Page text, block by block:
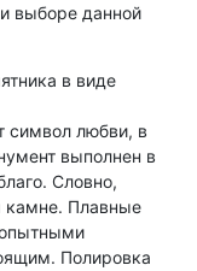
выборе данной
в виде
символ любви, в
выполнен в
Словно,
камне. Плавные
Полировка